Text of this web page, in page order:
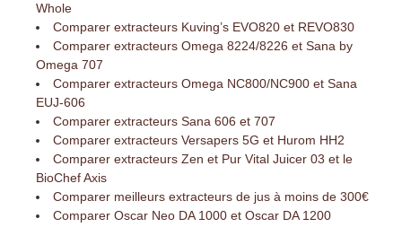
Whole
Comparer extracteurs Kuving’s EVO820 et REVO830
Comparer extracteurs Omega 8224/8226 et Sana by
Omega 707
Comparer extracteurs Omega NC800/NC900 et Sana
EUJ-606
Comparer extracteurs Sana 606 et 707
Comparer extracteurs Versapers 5G et Hurom HH2
Comparer extracteurs Zen et Pur Vital Juicer 03 et le
BioChef Axis
Comparer meilleurs extracteurs de jus à moins de 300€
Comparer Oscar Neo DA 1000 et Oscar DA 1200